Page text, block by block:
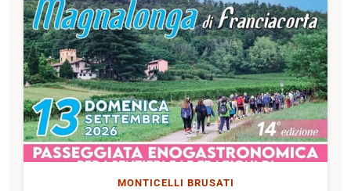
MONTICELLI BRUSATI